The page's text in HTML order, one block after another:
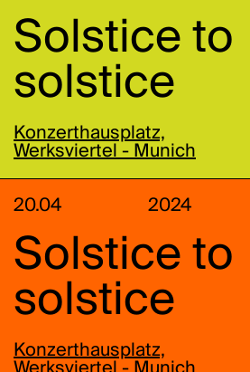
Solstice to
solstice
Konzerthausplatz,
Werksviertel - Munich
20.04 2024
Solstice to
solstice
Konzerthausplatz,